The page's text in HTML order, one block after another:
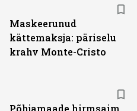
Maskeerunud
kättemaksja: päriselu
krahv Monte-Cristo
Põhjamaade hirmsaim